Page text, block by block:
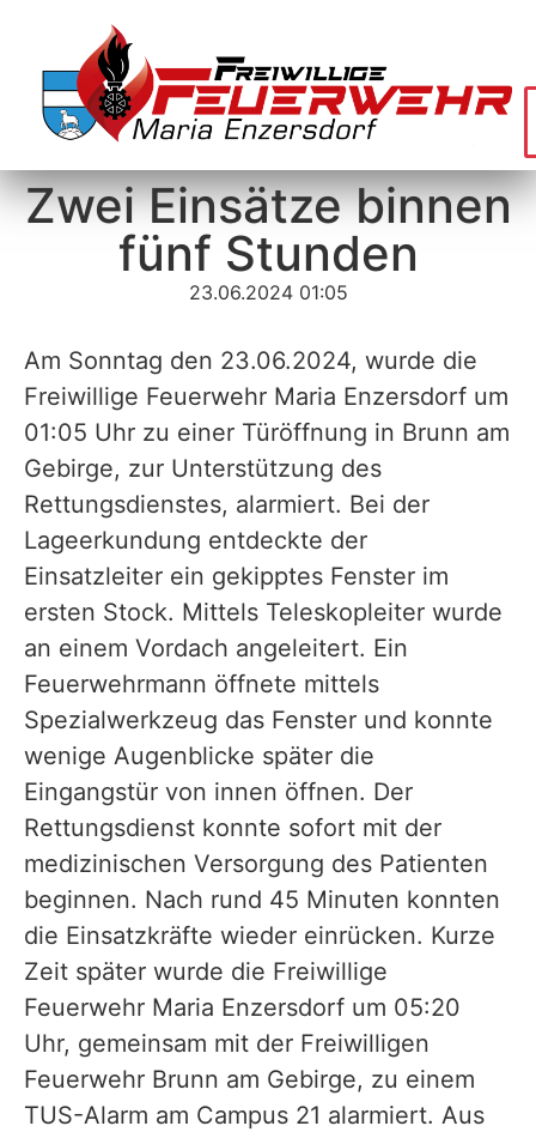
Zwei Einsätze binnen
fünf Stunden
23.06.2024 01:05
Am Sonntag den 23.06.2024, wurde die
Freiwillige Feuerwehr Maria Enzersdorf um
01:05 Uhr zu einer Türöffnung in Brunn am
Gebirge, zur Unterstützung des
Rettungsdienstes, alarmiert. Bei der
Lageerkundung entdeckte der
Einsatzleiter ein gekipptes Fenster im
ersten Stock. Mittels Teleskopleiter wurde
an einem Vordach angeleitert. Ein
Feuerwehrmann öffnete mittels
Spezialwerkzeug das Fenster und konnte
wenige Augenblicke später die
Eingangstür von innen öffnen. Der
Rettungsdienst konnte sofort mit der
medizinischen Versorgung des Patienten
beginnen. Nach rund 45 Minuten konnten
die Einsatzkräfte wieder einrücken. Kurze
Zeit später wurde die Freiwillige
Feuerwehr Maria Enzersdorf um 05:20
Uhr, gemeinsam mit der Freiwilligen
Feuerwehr Brunn am Gebirge, zu einem
TUS-Alarm am Campus 21 alarmiert. Aus